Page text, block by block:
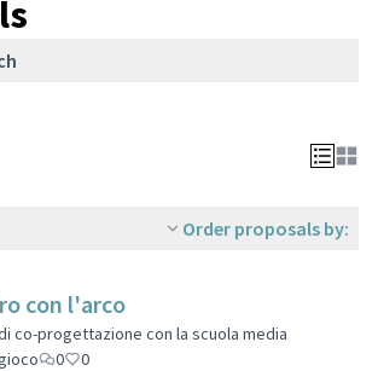
Order proposals by:
con l'arco
co-progettazione con la scuola media
0 0